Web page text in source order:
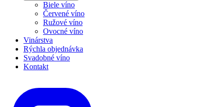
Biele víno
Červené víno
Ružové víno
Ovocné víno
Vinárstva
Rýchla objednávka
Svadobné víno
Kontakt